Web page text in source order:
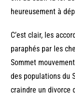
heureusement à
C’est clair, les
paraphés par les
Sommet
des populations du
craindre un divorce